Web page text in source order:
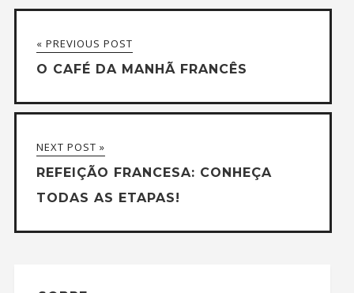
« PREVIOUS POST
O CAFÉ DA MANHÃ FRANCÊS
NEXT POST »
REFEIÇÃO FRANCESA: CONHEÇA
TODAS AS ETAPAS!